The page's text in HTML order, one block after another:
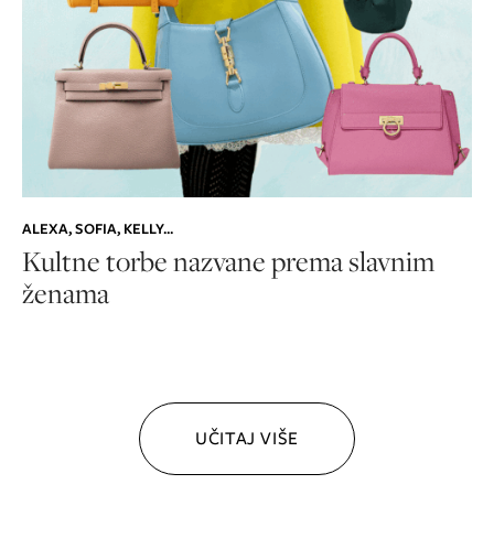
ALEXA, SOFIA, KELLY...
Kultne torbe nazvane prema slavnim
ženama
UČITAJ VIŠE